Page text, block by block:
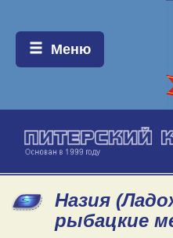
Меню:
Меню
Назия
рыбацкие